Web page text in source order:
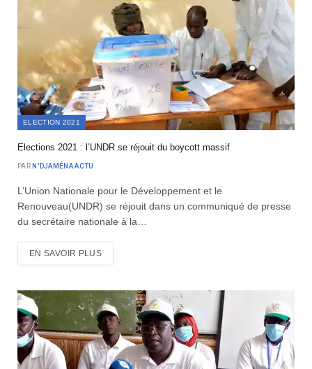
ELECTION 2021
Elections 2021 : l’UNDR se réjouit du boycott massif
PAR N'DJAMÉNA ACTU
L’Union Nationale pour le Développement et le
Renouveau(UNDR) se réjouit dans un communiqué de presse
du secrétaire nationale à la…
EN SAVOIR PLUS